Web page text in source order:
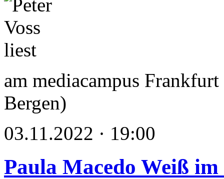
am mediacampus
Bergen)
03.11.2022 · 19:00
Paula Macedo Weiß